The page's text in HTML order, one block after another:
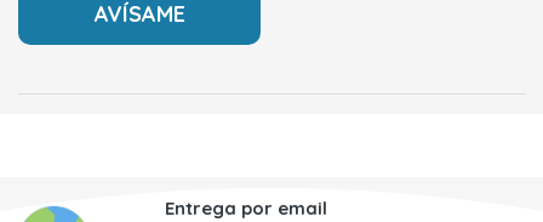
Entrega por email